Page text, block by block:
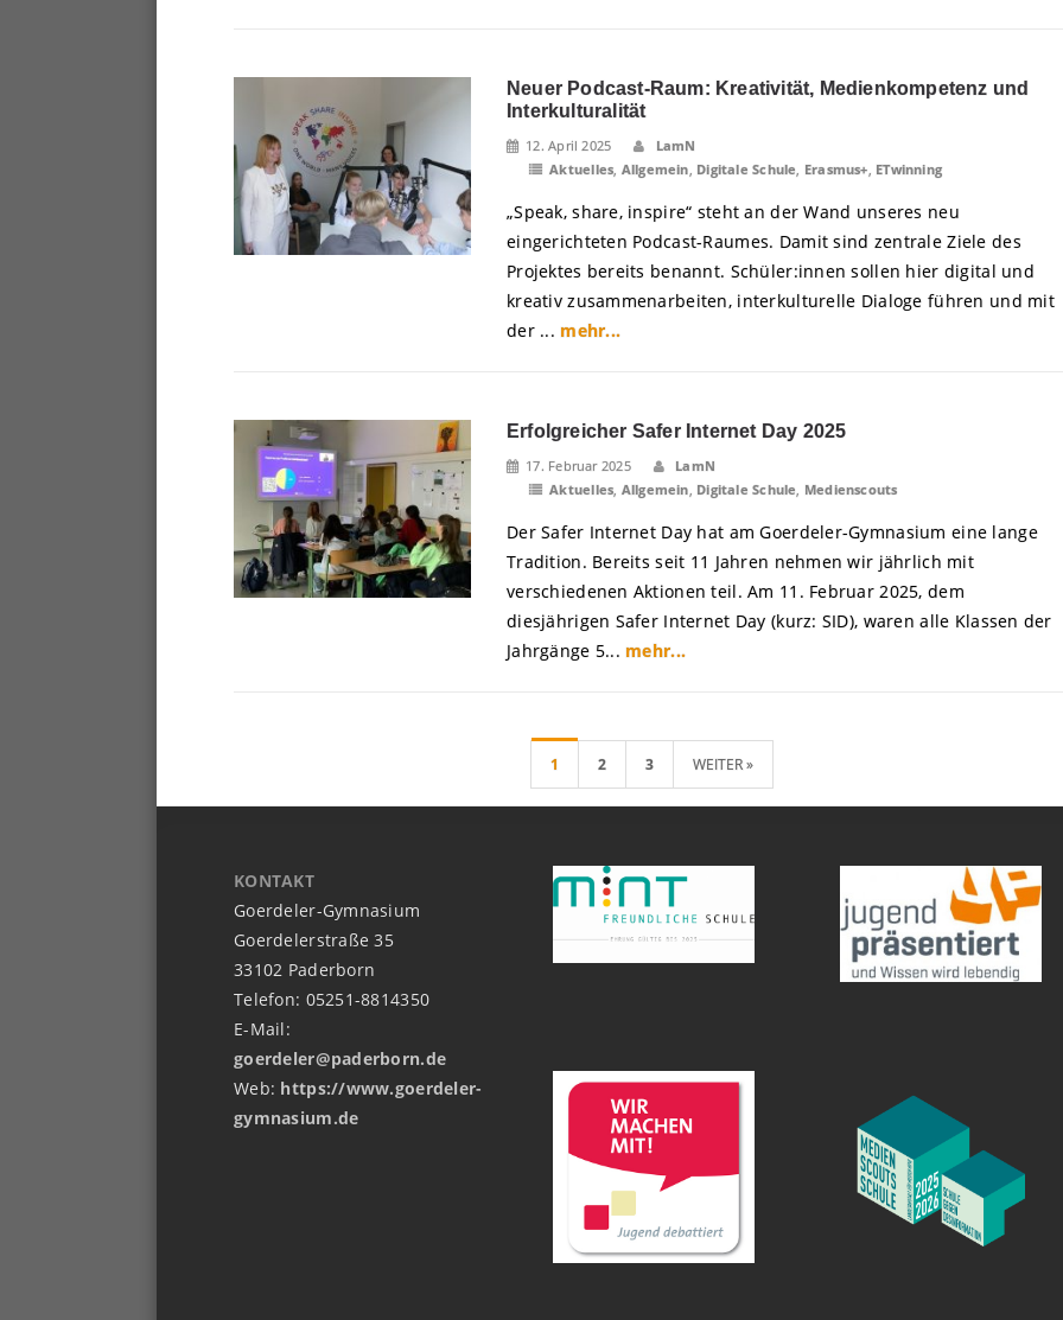
Neuer Podcast-Raum: Kreativität, Medienkompetenz und
Interkulturalität
12. April 2025
LamN
Aktuelles, Allgemein, Digitale Schule, Erasmus+, ETwinning
„Speak, share, inspire“ steht an der Wand unseres neu
eingerichteten Podcast-Raumes. Damit sind zentrale Ziele des
Projektes bereits benannt. Schüler:innen sollen hier digital und
kreativ zusammenarbeiten, interkulturelle Dialoge führen und mit
der ... mehr...
Erfolgreicher Safer Internet Day 2025
17. Februar 2025
LamN
Aktuelles, Allgemein, Digitale Schule, Medienscouts
Der Safer Internet Day hat am Goerdeler-Gymnasium eine lange
Tradition. Bereits seit 11 Jahren nehmen wir jährlich mit
verschiedenen Aktionen teil. Am 11. Februar 2025, dem
diesjährigen Safer Internet Day (kurz: SID), waren alle Klassen der
Jahrgänge 5... mehr...
1 2 3 WEITER »
KONTAKT
Goerdeler-Gymnasium
Goerdelerstraße 35
33102 Paderborn
Telefon: 05251-8814350
E-Mail:
goerdeler@paderborn.de
Web: https://www.goerdeler-
gymnasium.de